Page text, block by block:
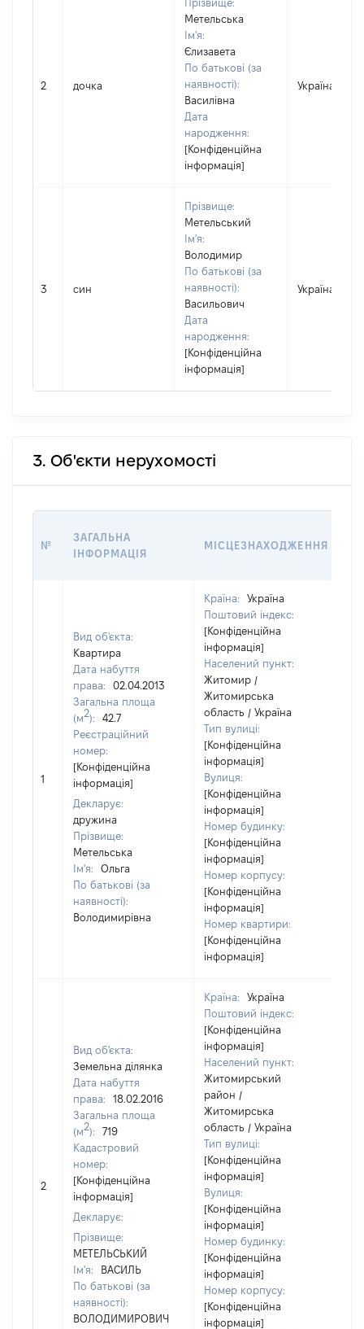
2 дочка
Прізвище:
Метельська
Ім'я:
Єлизавета
По батькові (за
наявності):
Василівна
Дата
народження:
[Конфіденційна
інформація]
Україна
3 син
Прізвище:
Метельський
Ім'я:
Володимир
По батькові (за
наявності):
Васильович
Дата
народження:
[Конфіденційна
інформація]
Україна
3. Об'єкти нерухомості
№
ЗАГАЛЬНА
ІНФОРМАЦІЯ
МІСЦЕЗНАХОДЖЕННЯ
1
Вид об'єкта:
Квартира
Дата набуття
права:
02.04.2013
Загальна площа
(м2):
42.7
Реєстраційний
номер:
[Конфіденційна
інформація]
Декларує:
дружина
Прізвище:
Метельська
Ім'я:
Ольга
По батькові (за
наявності):
Володимирівна
Країна:
Україна
Поштовий індекс:
[Конфіденційна
інформація]
Населений пункт:
Житомир /
Житомирська
область / Україна
Тип вулиці:
[Конфіденційна
інформація]
Вулиця:
[Конфіденційна
інформація]
Номер будинку:
[Конфіденційна
інформація]
Номер корпусу:
[Конфіденційна
інформація]
Номер квартири:
[Конфіденційна
інформація]
2
Вид об'єкта:
Земельна ділянка
Дата набуття
права:
18.02.2016
Загальна площа
(м2):
719
Кадастровий
номер:
[Конфіденційна
інформація]
Декларує:
Прізвище:
МЕТЕЛЬСЬКИЙ
Ім'я:
ВАСИЛЬ
По батькові (за
наявності):
ВОЛОДИМИРОВИЧ
Країна:
Україна
Поштовий індекс:
[Конфіденційна
інформація]
Населений пункт:
Житомирський
район /
Житомирська
область / Україна
Тип вулиці:
[Конфіденційна
інформація]
Вулиця:
[Конфіденційна
інформація]
Номер будинку:
[Конфіденційна
інформація]
Номер корпусу:
[Конфіденційна
інформація]